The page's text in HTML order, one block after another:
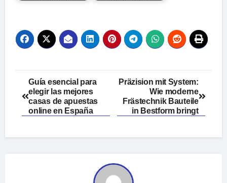
Post
navigation
Guía esencial para
elegir las mejores
casas de apuestas
online en España
Präzision mit System:
Wie moderne
Frästechnik Bauteile
in Bestform bringt